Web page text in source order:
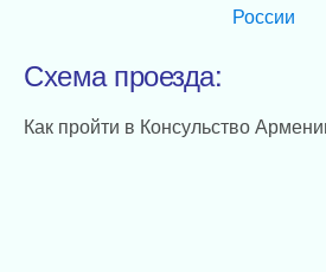
России
Схема проезда:
Как пройти в Консульство